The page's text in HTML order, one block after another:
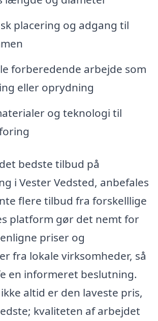
placering og adgang til
forberedende arbejde som
eller oprydning
og teknologi til
bedste tilbud på
i Vester Vedsted, anbefales
flere tilbud fra forskelllige
platform gør det nemt for
priser og
fra lokale virksomheder, så
en informeret beslutning.
altid er den laveste pris,
kvaliteten af arbejdet